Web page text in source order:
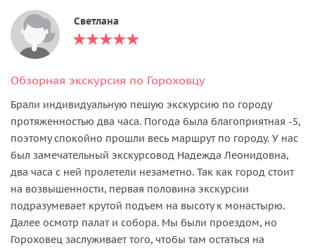
Светлана
Обзорная экскурсия по Гороховцу
Брали индивидуальную пешую экскурсию по городу
протяженностью два часа. Погода была благоприятная -5,
поэтому спокойно прошли весь маршрут по городу. У нас
был замечательный экскурсовод Надежда Леонидовна,
два часа с ней пролетели незаметно. Так как город стоит
на возвышенности, первая половина экскурсии
подразумевает крутой подъем на высоту к монастырю.
Далее осмотр палат и собора. Мы были проездом, но
Гороховец заслуживает того, чтобы там остаться на